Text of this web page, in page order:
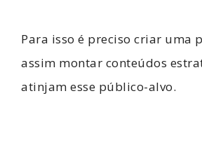
Para isso é preciso criar uma
assim montar conteúdos
atinjam esse público-alvo.